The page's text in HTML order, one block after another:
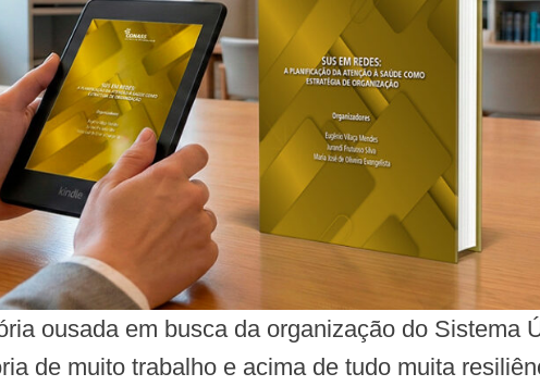
ousada em busca da organização do Sistema
de muito trabalho e acima de tudo muita